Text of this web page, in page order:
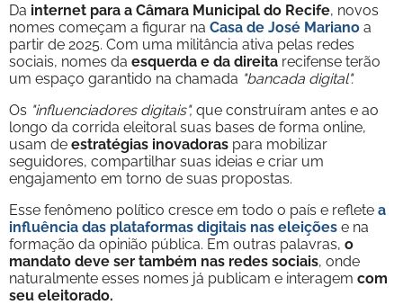
Da internet para a Câmara Municipal do Recife, novos
nomes começam a figurar na Casa de José Mariano a
partir de 2025. Com uma militância ativa pelas redes
sociais, nomes da esquerda e da direita recifense terão
um espaço garantido na chamada "bancada digital".
Os "influenciadores digitais", que construíram antes e ao
longo da corrida eleitoral suas bases de forma online,
usam de estratégias inovadoras para mobilizar
seguidores, compartilhar suas ideias e criar um
engajamento em torno de suas propostas.
Esse fenômeno político cresce em todo o país e reflete a
influência das plataformas digitais nas eleições e na
formação da opinião pública. Em outras palavras, o
mandato deve ser também nas redes sociais, onde
naturalmente esses nomes já publicam e interagem com
seu eleitorado.